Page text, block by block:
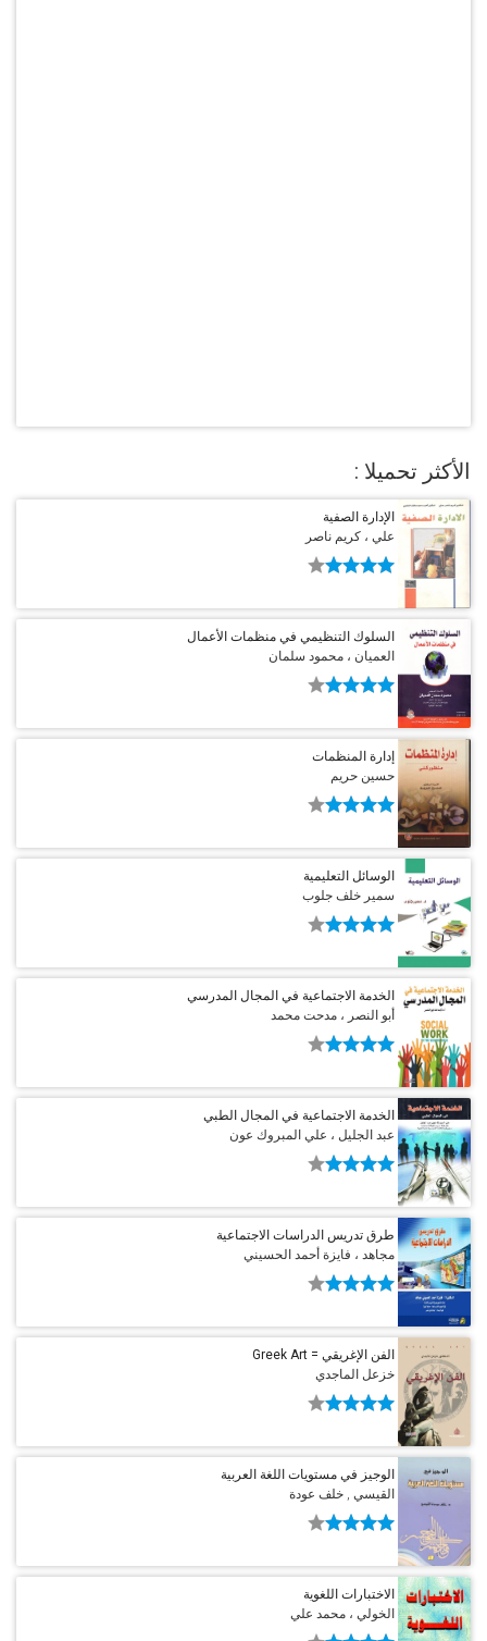
الأكثر تحميلا :
الإدارة الصفية
علي ، كريم ناصر
السلوك التنظيمي في منظمات الأعمال
العميان ، محمود سلمان
إدارة المنظمات
حسين حريم
الوسائل التعليمية
سمير خلف جلوب
الخدمة الاجتماعية في المجال المدرسي
أبو النصر ، مدحت محمد
الخدمة الاجتماعية في المجال الطبي
عبد الجليل ، علي المبروك عون
طرق تدريس الدراسات الاجتماعية
مجاهد ، فايزة أحمد الحسيني
الفن الإغريقي = Greek Art
خزعل الماجدي
الوجيز في مستويات اللغة العربية
القيسي , خلف عودة
الاختبارات اللغوية
الخولي ، محمد علي